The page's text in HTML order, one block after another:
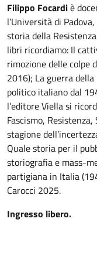
Filippo Focardiè
l’Università di
storia della
libri ricordiamo: Il
rimozione delle colpe
2016); La guerra
politico italiano dal
l’editore Viella si
Fascismo,
stagione
Quale storia per il
storiografia e mass-
partigiana in Italia
Carocci 2025.
Ingresso libero.